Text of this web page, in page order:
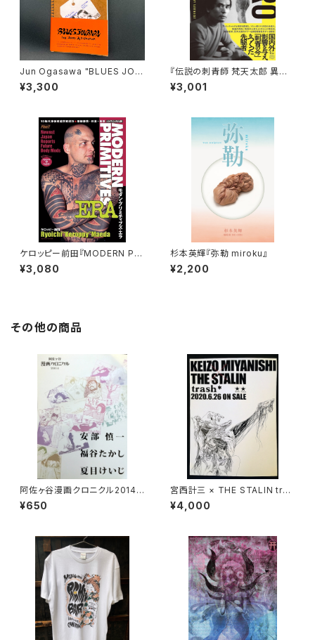
Jun Ogasawa "BLUES JOU
RNAL" レプリカ
¥3,300
『伝説の刺青師 梵天太郎 異端
の美学 13の証言』
¥3,001
ケロッピー前田『MODERN PRI
MITIVE ERA』【サイン入り】
¥3,080
杉本英輝『弥勒 miroku』
¥2,200
その他の商品
阿佐ヶ谷漫画クロニクル2014
安部慎一 福谷たかし 夏目けい
じ 未単行本化作品集
¥650
宮西計三 × THE STALIN tras
h* コラボポスター
¥4,000